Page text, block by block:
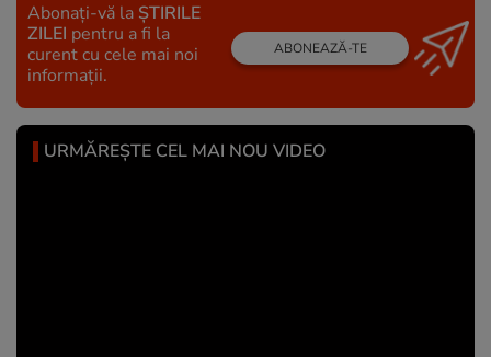
Abonați-vă la ȘTIRILE
ZILEI pentru a fi la
curent cu cele mai noi
informații.
ABONEAZĂ-TE
URMĂREȘTE CEL MAI NOU VIDEO